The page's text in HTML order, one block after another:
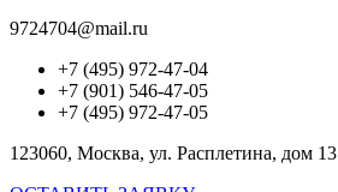
9724704@mail.ru
+7 (495) 972-47-04
+7 (901) 546-47-05
+7 (495) 972-47-05
123060, Москва, ул. Расплетина, дом 13